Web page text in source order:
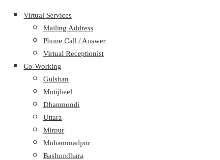
Virtual Services
Mailing Address
Phone Call / Answer
Virtual Receptionist
Co-Working
Gulshan
Motijheel
Dhanmondi
Uttara
Mirpur
Mohammadpur
Bashundhara